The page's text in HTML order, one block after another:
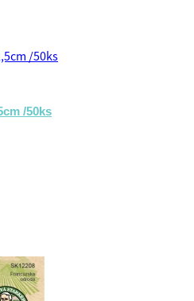
/50ks